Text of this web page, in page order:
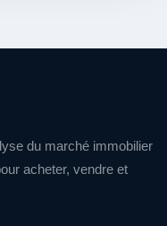
du marché immobilier
acheter, vendre et